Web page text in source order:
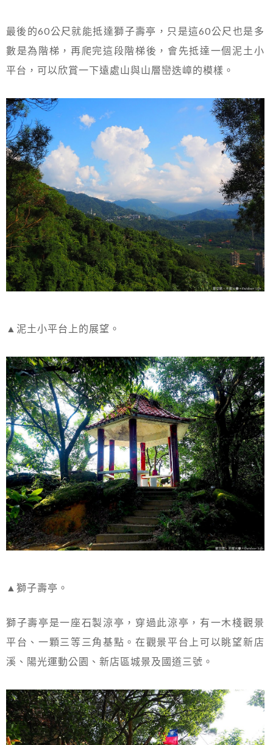
最後的60公尺就能抵達獅子壽亭，只是這60公尺也是多
數是為階梯，再爬完這段階梯後，會先抵達一個泥土小
平台，可以欣賞一下遠處山與山層巒迭嶂的模樣。
▲泥土小平台上的展望。
▲獅子壽亭。
獅子壽亭是一座石製涼亭，穿過此涼亭，有一木棧觀景
平台、一顆三等三角基點。在觀景平台上可以眺望新店
溪、陽光運動公園、新店區城景及國道三號。